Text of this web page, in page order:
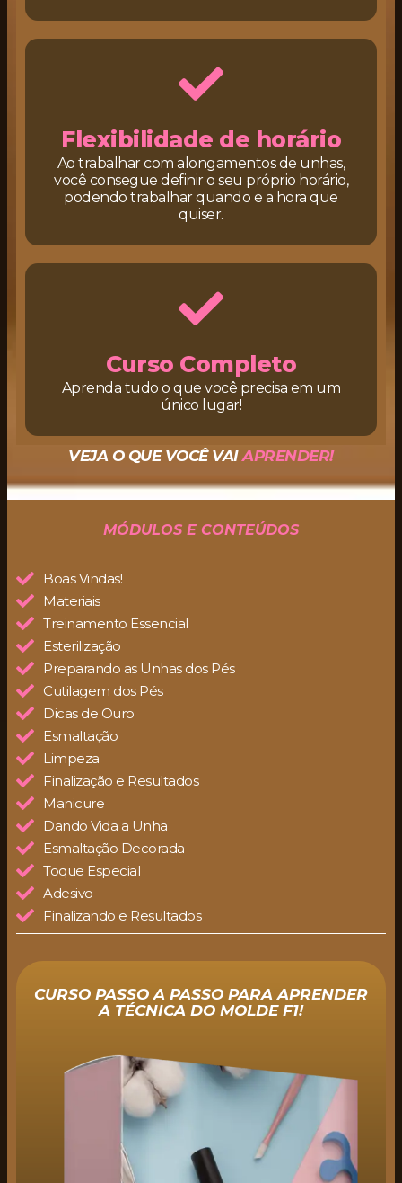
Flexibilidade de horário
Ao trabalhar com alongamentos de unhas,
você consegue definir o seu próprio horário,
podendo trabalhar quando e a hora que
quiser.
Curso Completo
Aprenda tudo o que você precisa em um
único lugar!
VEJA O QUE VOCÊ VAIAPRENDER!
MÓDULOS E CONTEÚDOS
Boas Vindas!
Materiais
Treinamento Essencial
Esterilização
Preparando as Unhas dos Pés
Cutilagem dos Pés
Dicas de Ouro
Esmaltação
Limpeza
Finalização e Resultados
Manicure
Dando Vida a Unha
Esmaltação Decorada
Toque Especial
Adesivo
Finalizando e Resultados
CURSO PASSO A PASSO PARA APRENDER
A TÉCNICA DO MOLDE F1!